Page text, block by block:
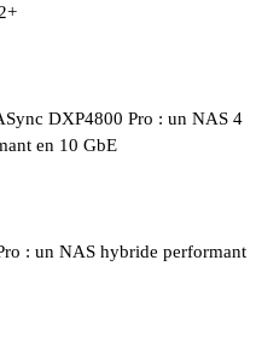
DXP4800 Pro : un NAS 4
en 10 GbE
: un NAS hybride performant